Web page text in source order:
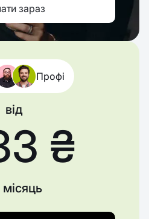
зараз
Профі
від
₴
місяць